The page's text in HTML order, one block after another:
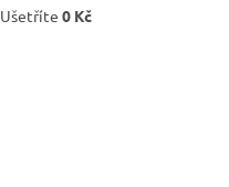
Ušetříte 0 Kč